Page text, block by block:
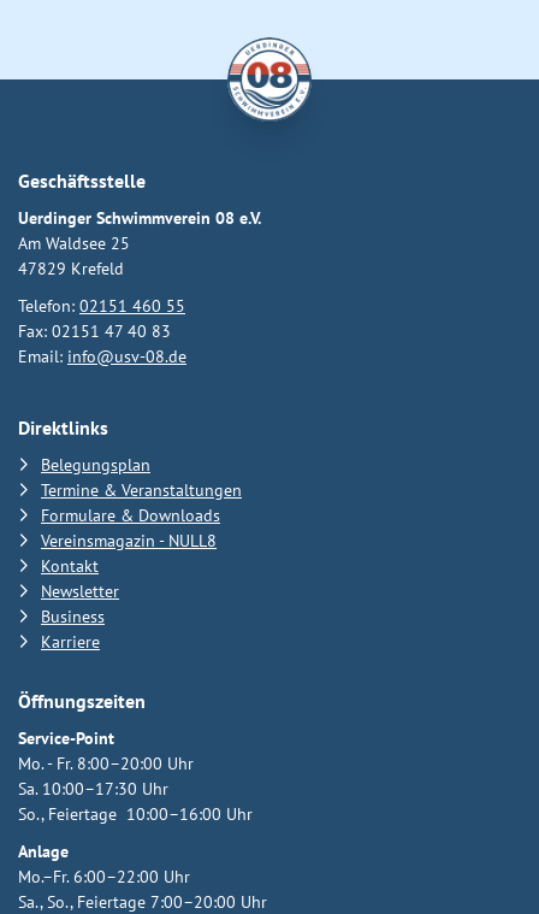
Geschäftsstelle
Uerdinger Schwimmverein 08 e.V.
Am Waldsee 25
47829 Krefeld
Telefon: 02151 460 55
Fax: 02151 47 40 83
Email: info@usv-08.de
Direktlinks
Belegungsplan
Termine & Veranstaltungen
Formulare & Downloads
Vereinsmagazin - NULL8
Kontakt
Newsletter
Business
Karriere
Öffnungszeiten
Service-Point
Mo. - Fr. 8:00–20:00 Uhr
Sa. 10:00–17:30 Uhr
So., Feiertage 10:00–16:00 Uhr
Anlage
Mo.–Fr. 6:00–22:00 Uhr
Sa., So., Feiertage 7:00–20:00 Uhr